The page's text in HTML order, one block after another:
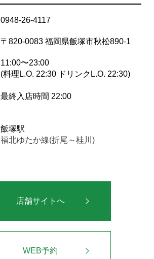
0948-26-4117
〒820-0083 福岡県飯塚市秋松890-1
11:00〜23:00
(料理L.O. 22:30 ドリンクL.O. 22:30)
最終入店時間 22:00
飯塚駅
福北ゆたか線(折尾～桂川)
店舗サイトへ
WEB予約